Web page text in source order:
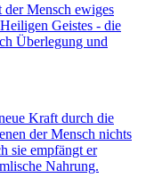
Mensch ewiges
Geistes - die
Überlegung und
Kraft durch die
der Mensch nichts
sie empfängt er
Nahrung.